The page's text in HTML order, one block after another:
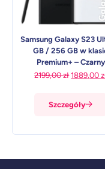
Samsung Galaxy S23
GB / 256 GB w
Premium+ – Czarny
Szczegóły
2199,00zł
2199,00 zł.
1889,00